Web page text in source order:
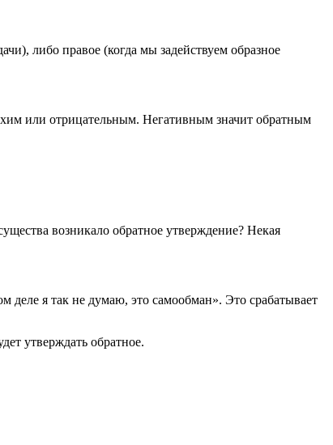
либо правое (когда мы задействуем образное
или отрицательным. Негативным значит обратным
возникало обратное утверждение? Некая
я так не думаю, это самообман». Это срабатывает
утверждать обратное.